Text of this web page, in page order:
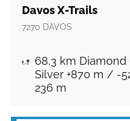
Davos X-Trails
7270 DAVOS
68,3 km
Silver +870 m / -
236 m